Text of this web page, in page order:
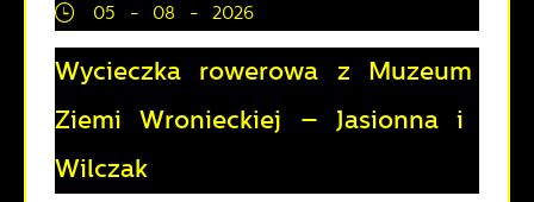
05 - 08 - 2026
Wycieczka rowerowa z Muzeum
Ziemi Wronieckiej – Jasionna i
Wilczak